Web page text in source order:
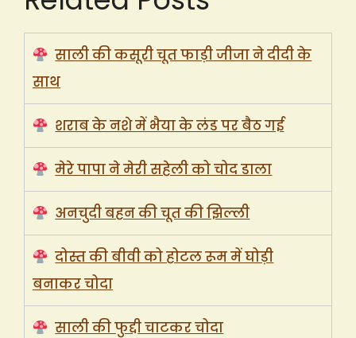
साली की कसूरी चूत फाड़ी जीजा ने दीदी के
साथ
शराब के नशे में भैया के लंड पर बैठ गई
मेरे पापा ने मेरी सहेली को चोद डाला
अनचुदी बहन की चूत की झिल्ली
दोस्त की बीवी को होटल रूम में घोड़ी
बनाकर चोदा
साली की फुद्दी चाटकर चोदा